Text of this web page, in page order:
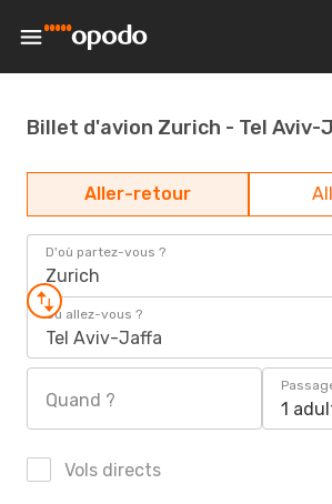
Billet d'avion Zurich - Tel Aviv-
Aller-retour
D'où partez-vous ?
Zurich
Où allez-vous ?
Tel Aviv-Jaffa
Quand ? 1
Vols directs